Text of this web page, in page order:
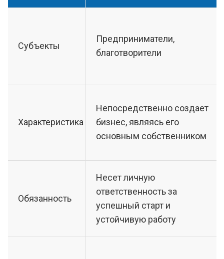
Субъекты
Предприниматели,
благотворители
Характеристика
Непосредственно создает
бизнес, являясь его
основным собственником
Обязанность
Несет личную
ответственность за
успешный старт и
устойчивую работу